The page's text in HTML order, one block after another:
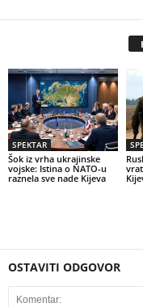
SPEKTAR
Šok iz vrha ukrajinske
vojske: Istina o NATO-u
raznela sve nade Kijeva
OSTAVITI ODGOVOR